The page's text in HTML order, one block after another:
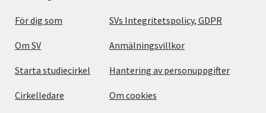
För dig som
Om SV
Starta studiecirkel
Cirkelledare
SVs Integritetspolicy, GDPR
Anmälningsvillkor
Hantering av personuppgifter
Om cookies